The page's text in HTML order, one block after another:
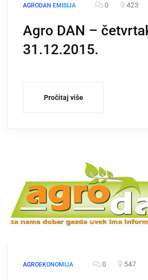
AGRODAN EMISIJA 0 423
Agro DAN –
31.12.2015.
Pročitaj više
AGROEKONOMIJA 0 547